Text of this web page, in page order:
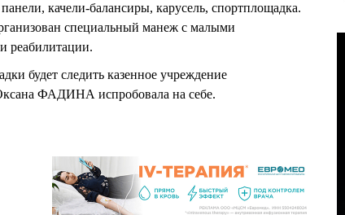
качели-балансиры, карусель, спортплощадка.
специальный манеж с малыми
реабилитации.
будет следить казенное учреждение
ФАДИНА испробовала на себе.